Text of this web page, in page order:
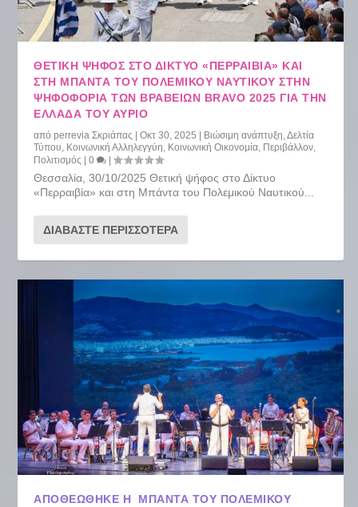
ΘΕΤΙΚΉ ΨΉΦΟΣ ΣΤΟ ΔΊΚΤΥΟ «ΠΕΡΡΑΙΒΊΑ» ΚΑΙ
ΣΤΗ ΜΠΆΝΤΑ ΤΟΥ ΠΟΛΕΜΙΚΟΎ ΝΑΥΤΙΚΟΎ ΣΤΗΝ
ΨΗΦΟΦΟΡΊΑ ΤΩΝ ΒΡΑΒΕΊΩΝ BRAVO 2025 ΓΙΑ ΤΗΝ
ΕΛΛΆΔΑ ΤΟΥ ΑΎΡΙΟ
απόperrevia Σκριάπας |Οκτ 30, 2025 | Βιώσιμη ανάπτυξη ,Δελτία
Τύπου Κοινωνική Αλληλεγγύη Κοινωνική Οικονομία Περιβάλλον
Πολιτισμός |0 |
Θεσσαλία, 30/10/2025 Θετική ψήφος στο Δίκτυο
«Περραιβία» και στη Μπάντα του Πολεμικού Ναυτικού...
ΔΙΑΒΆΣΤΕ ΠΕΡΙΣΣΌΤΕΡΑ
ΑΠΟΘΕΏΘΗΚΕ Η ΜΠΆΝΤΑ ΤΟΥ ΠΟΛΕΜΙΚΟΎ